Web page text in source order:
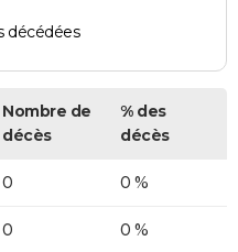
décédées
Nombre de
décès
% des
décès
0 0 %
0 0 %